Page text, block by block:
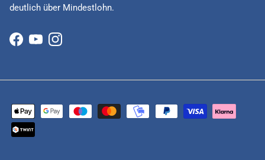
deutlich über Mindestlohn.
Facebook
YouTubeInstagram